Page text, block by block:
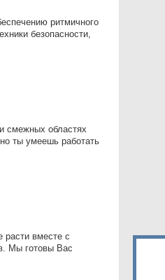
ритмичного
безопасности,
смежных областях
ты умеешь работать
расти вместе с
Мы готовы Вас